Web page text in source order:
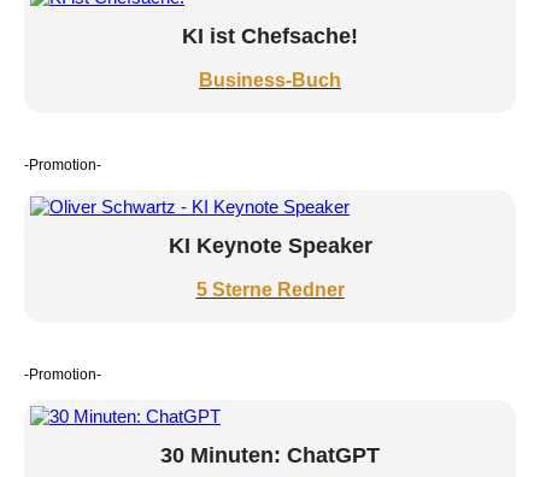
KI ist Chefsache!
Business-Buch
-Promotion-
KI Keynote Speaker
5 Sterne Redner
-Promotion-
30 Minuten: ChatGPT